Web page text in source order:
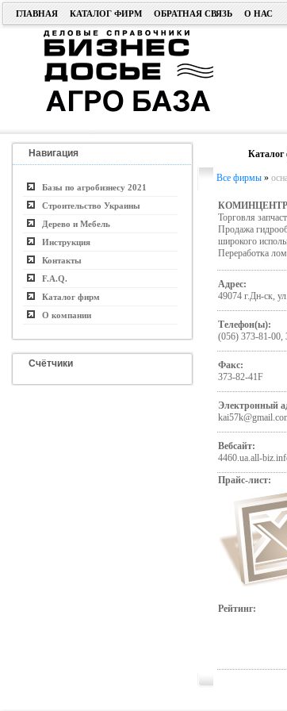
ГЛАВНАЯ КАТАЛОГ ФИРМ ОБРАТНАЯ СВЯЗЬ О НАС
Навигация
Базы по агробизнесу 2021
Строительство Украины
Дерево и Мебель
Инструкция
Контакты
F.A.Q.
Каталог фирм
О компании
Счётчики
Каталог
Все фирмы»
КОМИНЦЕНТР
Торговля
Продажа
широкого
Переработка
Адрес:
49074 г.Дн-ск,
Телефон(ы):
(056) 373-81-00,
Факс:
373-82-41F
Электронный
Вебсайт:
4460.ua.all-
Прайс-лист:
Рейтинг: